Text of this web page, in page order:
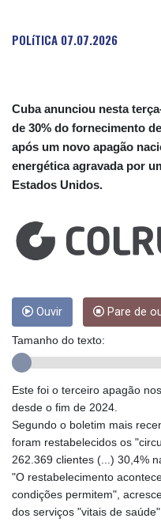
POLíTICA 07.07.2026
Cuba anunciou nesta
de 30% do fornecimento
após um novo apagão
energética agravada por
Estados Unidos.
Ouvir Pare de
Tamanho do texto:
Este foi o terceiro apagão
desde o fim de 2024.
Segundo o boletim mais
foram restabelecidos os
262.369 clientes (...) 30,4%
"O restabelecimento
condições permitem",
dos serviços "vitais de